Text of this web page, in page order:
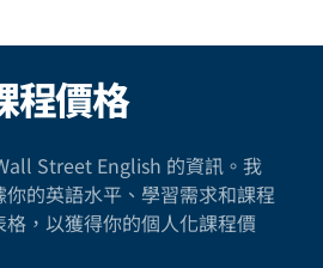
程價格
Street English 的資訊。我
的英語水平、學習需求和課程
，以獲得你的個人化課程價